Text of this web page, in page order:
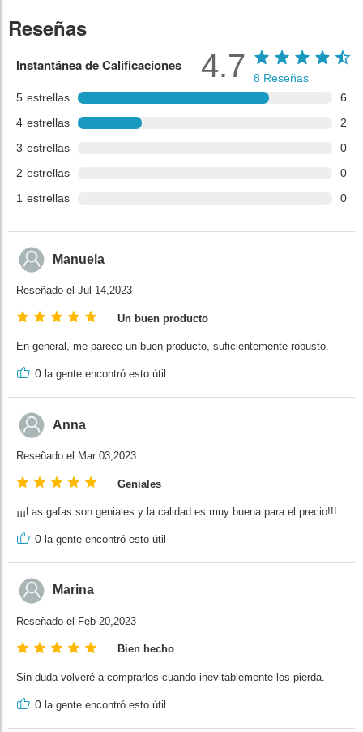
Reseñas
Instantánea de Calificaciones
5 estrellas
6
4 estrellas
2
3 estrellas
0
2 estrellas
0
1 estrellas 0
4.7 8 Reseñas
Manuela
Reseñado el Jul 14,2023
Un buen producto
En general, me parece un buen producto, suficientemente robusto.
0 la gente encontró esto útil
Anna
Reseñado el Mar 03,2023
Geniales
¡¡¡Las gafas son geniales y la calidad es muy buena para el precio!!!
0 la gente encontró esto útil
Marina
Reseñado el Feb 20,2023
Bien hecho
Sin duda volveré a comprarlos cuando inevitablemente los pierda.
0 la gente encontró esto útil